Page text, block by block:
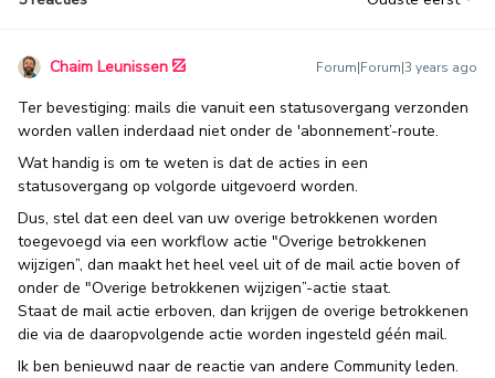
Chaim Leunissen Forum|Forum|3 years ago
Ter bevestiging: mails die vanuit een statusovergang verzonden
worden vallen inderdaad niet onder de 'abonnement’-route.
Wat handig is om te weten is dat de acties in een
statusovergang op volgorde uitgevoerd worden.
Dus, stel dat een deel van uw overige betrokkenen worden
toegevoegd via een workflow actie "Overige betrokkenen
wijzigen”, dan maakt het heel veel uit of de mail actie boven of
onder de "Overige betrokkenen wijzigen”-actie staat.
Staat de mail actie erboven, dan krijgen de overige betrokkenen
die via de daaropvolgende actie worden ingesteld géén mail.
Ik ben benieuwd naar de reactie van andere Community leden.